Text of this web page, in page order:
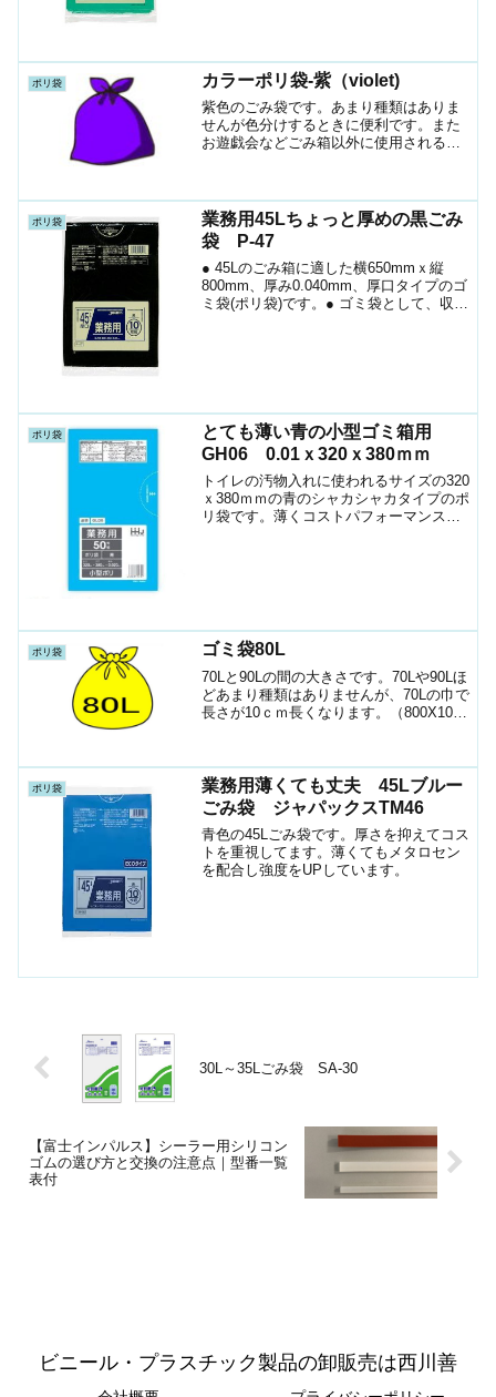
ポリ袋 カラーポリ袋-紫（violet)
紫色のごみ袋です。あまり種類はありま
せんが色分けするときに便利です。また
お遊戯会などごみ箱以外に使用されるこ
ポリ袋
業務用45Lちょっと厚めの黒ごみ
袋 P-47
● 45Lのごみ箱に適した横650mmｘ縦
800mm、厚み0.040mm、厚口タイプのゴ
ミ袋(ポリ袋)です。● ゴミ袋として、収納
ポリ袋
とても薄い青の小型ゴミ箱用
GH06 0.01ｘ320ｘ380ｍｍ
トイレの汚物入れに使われるサイズの320
ｘ380ｍｍの青のシャカシャカタイプのポ
リ袋です。薄くコストパフォーマンスの
ポリ袋 ゴミ袋80L
70Lと90Lの間の大きさです。70Lや90Lほ
どあまり種類はありませんが、70Lの巾で
長さが10ｃｍ長くなります。（800X1000
S-88半透明H...
ポリ袋
業務用薄くても丈夫 45Lブルー
ごみ袋 ジャパックスTM46
青色の45Lごみ袋です。厚さを抑えてコス
トを重視してます。薄くてもメタロセン
を配合し強度をUPしています。
30L～35Lごみ袋 SA-30
【富士インパルス】シーラー用シリコン
ゴムの選び方と交換の注意点｜型番一覧
表付
ビニール・プラスチック製品の卸販売は西川善